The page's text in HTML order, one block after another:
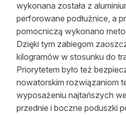
wykonana została z
perforowane podłużnice, a
pomocniczą wykonano
Dzięki tym zabiegom
kilogramów w stosunku do
Priorytetem było też
nowatorskim rozwiązaniom
wyposażeniu najtańszych
przednie i boczne poduszki